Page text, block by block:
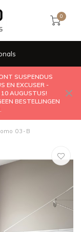
0
SUSPENDUS
EN EXCUSER -
10 AUGUSTUS!
BESTELLINGEN
03-B